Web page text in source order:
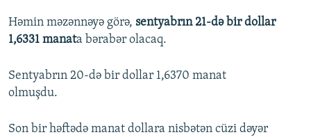
XƏBƏR BÜLLETENLƏRIMIZ
Həmin məzənnəyə görə, sentyabrın 21-də bir dollar
1,6331 manata bərabər olacaq.
Sentyabrın 20-də bir dollar 1,6370 manat
olmuşdu.
Son bir həftədə manat dollara nisbətən cüzi dəyər